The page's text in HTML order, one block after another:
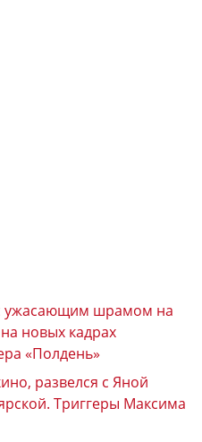
ужасающим шрамом на
новых кадрах
«Полдень»
развелся с Яной
Триггеры Максима